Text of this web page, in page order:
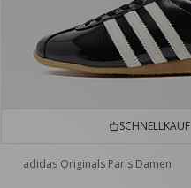
SCHNELLKAUF
adidas Originals Paris Damen